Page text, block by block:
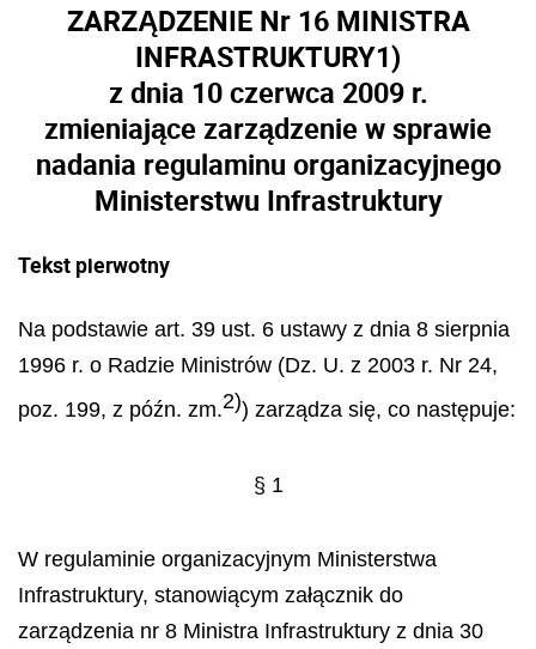
ZARZĄDZENIE Nr 16 MINISTRA
INFRASTRUKTURY1)
z dnia 10 czerwca 2009 r.
zmieniające zarządzenie w sprawie
nadania regulaminu organizacyjnego
Ministerstwu Infrastruktury
Tekst pierwotny
Na podstawie art. 39 ust. 6 ustawy z dnia 8 sierpnia
1996 r. o Radzie Ministrów (Dz. U. z 2003 r. Nr 24,
poz. 199, z późn. zm.2)) zarządza się, co następuje:
§ 1
W regulaminie organizacyjnym Ministerstwa
Infrastruktury, stanowiącym załącznik do
zarządzenia nr 8 Ministra Infrastruktury z dnia 30